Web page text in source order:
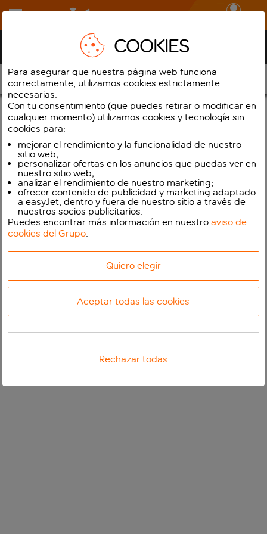
Centro de ayuda para interrupciones
Tus opciones
Si tienes una reserva para volar en el futuro y no nos hemos
puesto en contacto contigo, es porque actualmente tenemos
programado operar tus vuelos según lo previsto.
Comenzar de nuevo
COOKIES
Para asegurar que nuestra página web funciona
correctamente, utilizamos cookies estrictamente
necesarias.
Con tu consentimiento (que puedes retirar o modificar en
cualquier momento) utilizamos cookies y tecnología sin
cookies para:
mejorar el rendimiento y la funcionalidad de nuestro
sitio web;
personalizar ofertas en los anuncios que puedas ver en
nuestro sitio web;
analizar el rendimiento de nuestro marketing;
ofrecer contenido de publicidad y marketing adaptado
a easyJet, dentro y fuera de nuestro sitio a través de
nuestros socios publicitarios.
Puedes encontrar más información en nuestroaviso de
cookies del Grupo.
Quiero elegir
Aceptar todas las cookies
Rechazar todas